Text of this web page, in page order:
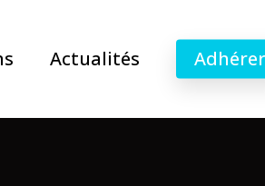
Actualités Adhérer